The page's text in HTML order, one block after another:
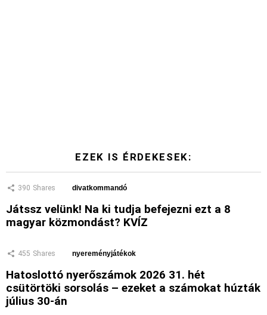
EZEK IS ÉRDEKESEK:
390 Shares divatkommandó
Játssz velünk! Na ki tudja befejezni ezt a 8
magyar közmondást? KVÍZ
455 Shares nyereményjátékok
Hatoslottó nyerőszámok 2026 31. hét
csütörtöki sorsolás – ezeket a számokat húzták
július 30-án